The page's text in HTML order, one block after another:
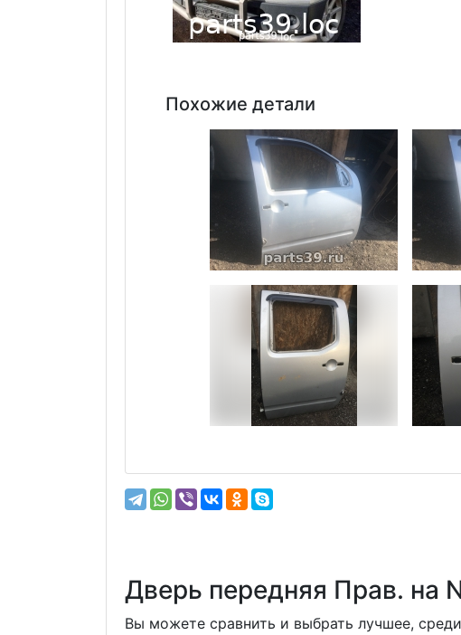
Похожие детали
Дверь передняя Прав. на
Вы можете сравнить и выбрать лучшее,